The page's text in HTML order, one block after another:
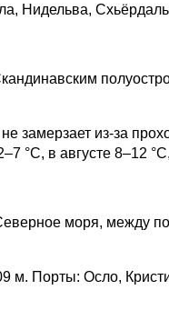
Нидельва,
замерзает из-за
°C, в августе 8–12
моря, между
м. Порты: Осло,